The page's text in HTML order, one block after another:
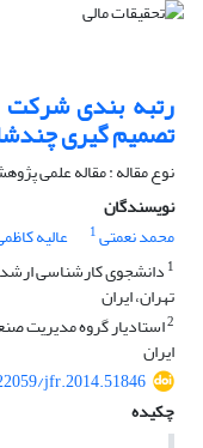
رتبه‏ بندی شرکت‏
تصمیم‏ گیری
نوع مقاله : مقاله علمی
نویسندگان
محمد نعمتی1 عالیه
1 دانشجوی کارشناسی ارشد
تهران، ایران
2استادیار گروه مدیریت
ایران
jfr.2014.51846
چکیده